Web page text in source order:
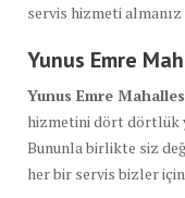
servis hizmeti
Yunus Emre
Yunus Emre
hizmetini dört dörtlük
Bununla birlikte siz
her bir servis bizler